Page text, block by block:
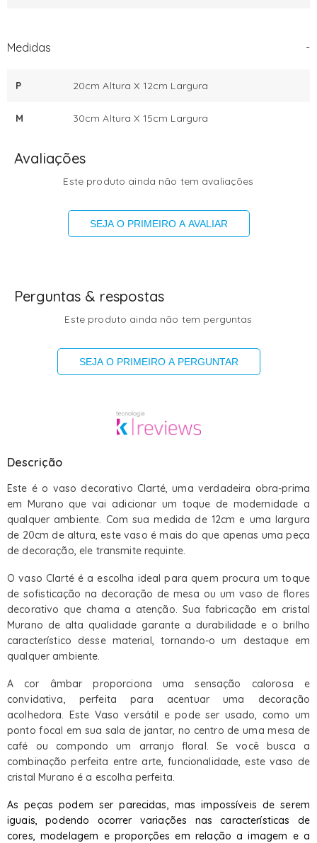
Medidas -
P 20cm Altura X 12cm Largura
M 30cm Altura X 15cm Largura
Avaliações
Este produto ainda não tem avaliações
SEJA O PRIMEIRO A AVALIAR
Perguntas & respostas
Este produto ainda não tem perguntas
SEJA O PRIMEIRO A PERGUNTAR
Descrição
Este é o vaso decorativo Clarté, uma verdadeira obra-prima
em Murano que vai adicionar um toque de modernidade a
qualquer ambiente. Com sua medida de 12cm e uma largura
de 20cm de altura, este vaso é mais do que apenas uma peça
de decoração, ele transmite requinte.
O vaso Clarté é a escolha ideal para quem procura um toque
de sofisticação na decoração de mesa ou um vaso de flores
decorativo que chama a atenção. Sua fabricação em cristal
Murano de alta qualidade garante a durabilidade e o brilho
característico desse material, tornando-o um destaque em
qualquer ambiente.
A cor âmbar proporciona uma sensação calorosa e
convidativa, perfeita para acentuar uma decoração
acolhedora. Este Vaso versátil e pode ser usado, como um
ponto focal em sua sala de jantar, no centro de uma mesa de
café ou compondo um arranjo floral. Se você busca a
combinação perfeita entre arte, funcionalidade, este vaso de
cristal Murano é a escolha perfeita.
As peças podem ser parecidas, mas impossíveis de serem
iguais, podendo ocorrer variações nas características de
cores, modelagem e proporções em relação a imagem e a